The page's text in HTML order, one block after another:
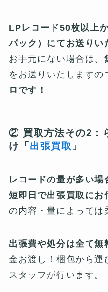
LPレコード50枚以上
パック）にてお送りい
お手元にない場合は、
をお送りいたしますの
ロです！
② 買取方法その2：
け「出張買取 」
レコードの量が多い
短即日で出張買取にお
の内容・量によっては
出張費や処分は全て無
金お渡し！梱包から運
スタッフが行います。